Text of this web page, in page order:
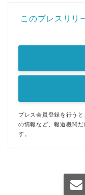
このプレスリリ
プレス会員登録を行う
の情報など、報道機関
す。